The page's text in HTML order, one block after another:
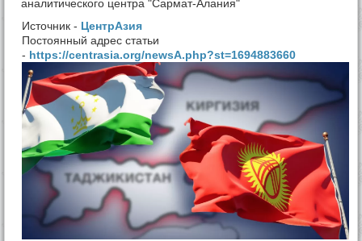
аналитического центра "Сармат-Алания"
Источник - ЦентрАзия
Постоянный адрес статьи
- https://centrasia.org/newsA.php?st=1694883660